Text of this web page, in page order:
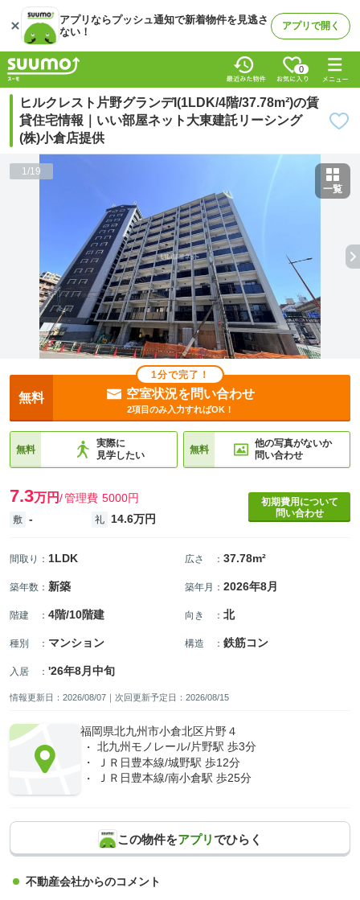
アプリならプッシュ通知で新着物件を見逃さ
ない！
アプリで開く
0
ヒルクレスト片野グランデI(1LDK/4階/37.78m²)の賃
貸住宅情報｜いい部屋ネット大東建託リーシング
(株)小倉店提供
1/19
一覧
1分で完了！
無料 空室状況を問い合わせ
2項目のみ入力すればOK！
無料
実際に
見学したい
無料
他の写真がないか
問い合わせ
7.3万円 管理費 5000円
敷 - 礼 14.6万円
初期費用について
問い合わせ
間取り ： 1LDK 広さ ： 37.78m²
築年数 ： 新築 築年月 ： 2026年8月
階建 ： 4階/10階建 向き ： 北
種別 ： マンション 構造 ： 鉄筋コン
入居 ： '26年8月中旬
情報更新日：2026/08/07｜次回更新予定日：2026/08/15
福岡県北九州市小倉北区片野４
北九州モノレール/片野駅 歩3分
ＪＲ日豊本線/城野駅 歩12分
ＪＲ日豊本線/南小倉駅 歩25分
この物件をアプリでひらく
不動産会社からのコメント